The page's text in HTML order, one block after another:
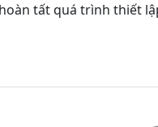
tất quá trình thiết